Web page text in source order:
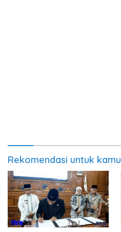
Rekomendasi untuk kamu